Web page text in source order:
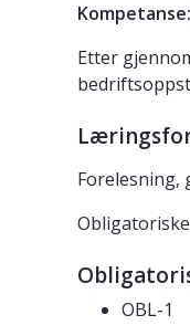
Kompetanse:
Etter
Forelesning,
OBL-1